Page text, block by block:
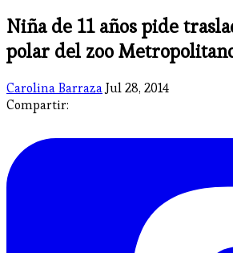
Niña de 11 años pide
polar del zoo
Carolina BarrazaJul 28, 2014
Compartir: